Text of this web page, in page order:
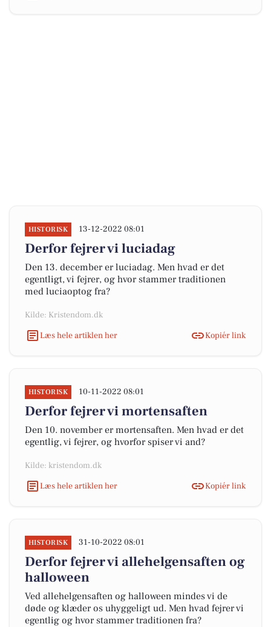
HISTORISK 13-12-2022 08:01
Derfor fejrer vi luciadag
Den 13. december er luciadag. Men hvad er det
egentligt, vi fejrer, og hvor stammer traditionen
med luciaoptog fra?
Kilde: Kristendom.dk
Læs hele artiklen her
Kopiér link
HISTORISK 10-11-2022 08:01
Derfor fejrer vi mortensaften
Den 10. november er mortensaften. Men hvad er det
egentlig, vi fejrer, og hvorfor spiser vi and?
Kilde: kristendom.dk
Læs hele artiklen her
Kopiér link
HISTORISK 31-10-2022 08:01
Derfor fejrer vi allehelgensaften og
halloween
Ved allehelgensaften og halloween mindes vi de
døde og klæder os uhyggeligt ud. Men hvad fejrer vi
egentlig og hvor stammer traditionen fra?